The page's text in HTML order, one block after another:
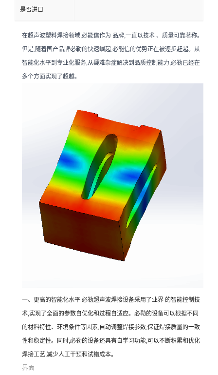
是否进口
在超声波塑料焊接领域,必能信作为 品牌,一直以技术 、质量可靠著称。
但是,随着国产品牌必勒的快速崛起,必能信的优势正在被逐步赶超。从
智能化水平到专业化服务,从疑难杂症解决到品质控制能力,必勒已经在
多个方面实现了超越。
一、更高的智能化水平 必勒超声波焊接设备采用了业界 的智能控制技
术,实现了全面的参数自优化和过程自适应。必勒的设备可以根据不同
的材料特性、环境条件等因素,自动调整焊接参数,保证焊接质量的一致
性和稳定性。同时,必勒的设备还具有自学习功能,可以不断积累和优化
焊接工艺,减少人工干预和试错成本。
界面